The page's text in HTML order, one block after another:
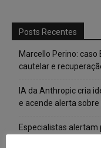
Posts Recentes
Marcello Perino:
cautelar e
IA da Anthropic cria
e acende alerta
Especialistas